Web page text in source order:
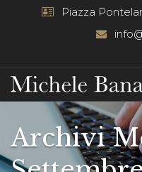
Piazza
Archivi